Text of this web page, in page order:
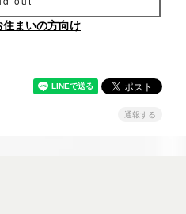
住まいの方向け
通報する